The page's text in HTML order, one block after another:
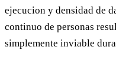
ejecucion y densidad de
continuo de personas
simplemente inviable